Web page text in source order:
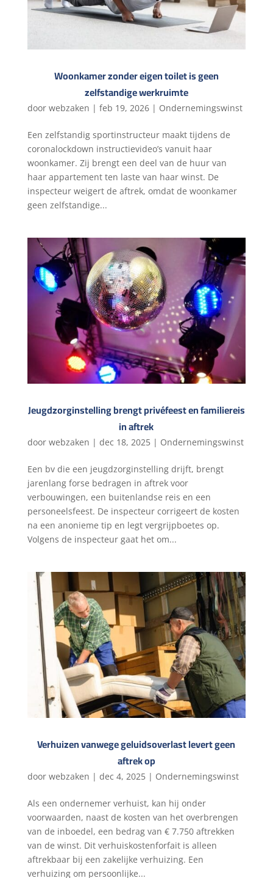
Woonkamer zonder eigen toilet is geen
zelfstandige werkruimte
door webzaken | feb 19, 2026| Ondernemingswinst
Een zelfstandig sportinstructeur maakt tijdens de
coronalockdown instructievideo’s vanuit haar
woonkamer. Zij brengt een deel van de huur van
haar appartement ten laste van haar winst. De
inspecteur weigert de aftrek, omdat de woonkamer
geen zelfstandige...
Jeugdzorginstelling brengt privéfeest en familiereis
in aftrek
door webzaken | dec 18, 2025| Ondernemingswinst
Een bv die een jeugdzorginstelling drijft, brengt
jarenlang forse bedragen in aftrek voor
verbouwingen, een buitenlandse reis en een
personeelsfeest. De inspecteur corrigeert de kosten
na een anonieme tip en legt vergrijpboetes op.
Volgens de inspecteur gaat het om...
Verhuizen vanwege geluidsoverlast levert geen
aftrek op
door webzaken | dec 4, 2025| Ondernemingswinst
Als een ondernemer verhuist, kan hij onder
voorwaarden, naast de kosten van het overbrengen
van de inboedel, een bedrag van € 7.750 aftrekken
van de winst. Dit verhuiskostenforfait is alleen
aftrekbaar bij een zakelijke verhuizing. Een
verhuizing om persoonlijke...